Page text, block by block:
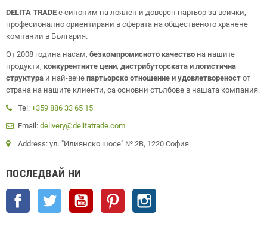
DELITA TRADE е синоним на лоялен и доверен партьор за всички,
професионално ориентирани в сферата на общественото хранене
компании в България.
От 2008 година насам, безкомпромисното качество на нашите
продукти, конкурентните цени, дистрибуторската и логистична
структура и най-вече партьорско отношение и удовлетвореност от
страна на нашите клиенти, са основни стълбове в нашата компания.
Tel: +359 886 33 65 15
Email: delivery@delitatrade.com
Address: ул. "Илиянско шосе" № 2В, 1220 София
ПОСЛЕДВАЙ НИ
Facebook Twitter YouTube Pinterest